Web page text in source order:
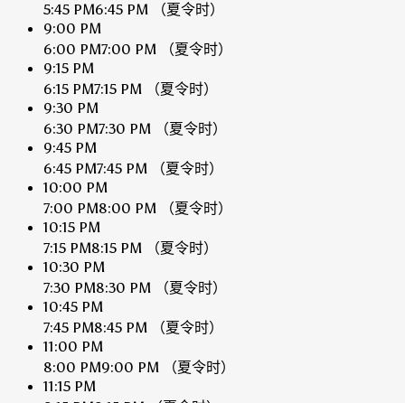
5:45 PM6:45 PM
（夏令时）
9:00 PM
6:00 PM7:00 PM
（夏令时）
9:15 PM
6:15 PM7:15 PM
（夏令时）
9:30 PM
6:30 PM7:30 PM
（夏令时）
9:45 PM
6:45 PM7:45 PM
（夏令时）
10:00 PM
7:00 PM8:00 PM
（夏令时）
10:15 PM
7:15 PM8:15 PM
（夏令时）
10:30 PM
7:30 PM8:30 PM
（夏令时）
10:45 PM
7:45 PM8:45 PM
（夏令时）
11:00 PM
8:00 PM9:00 PM
（夏令时）
11:15 PM